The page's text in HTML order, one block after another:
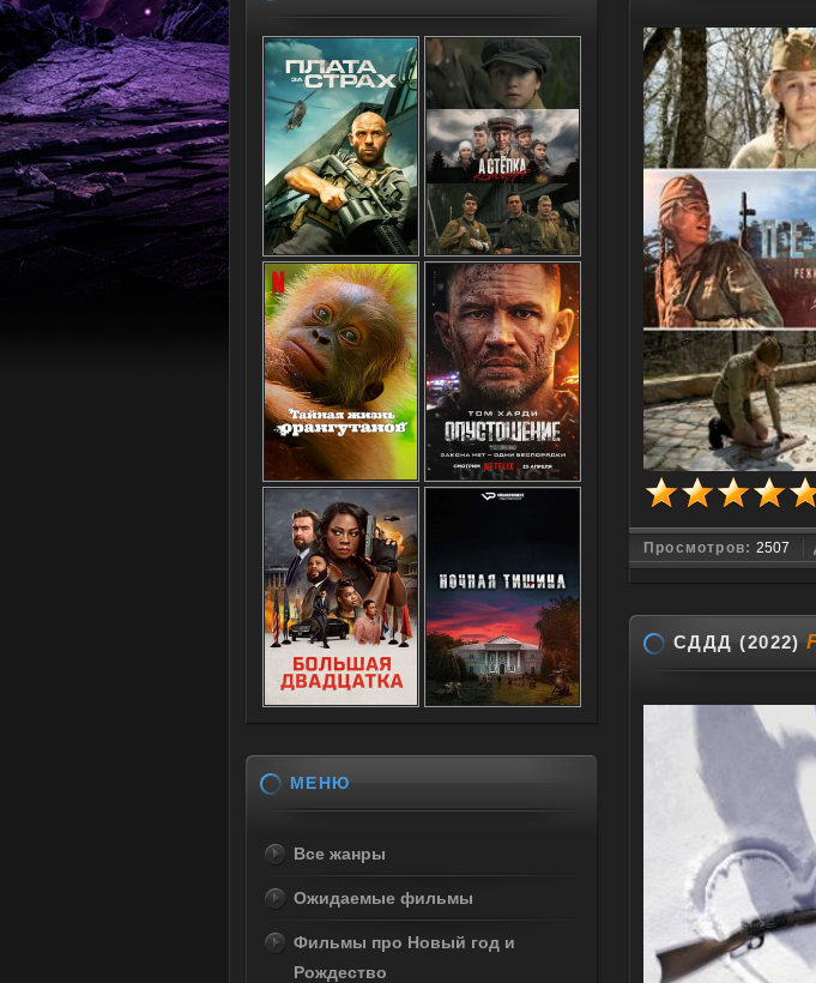
Просмотров:2507
СДДД (2022)
МЕНЮ
Все жанры
Ожидаемые фильмы
Фильмы про Новый год и
Рождество